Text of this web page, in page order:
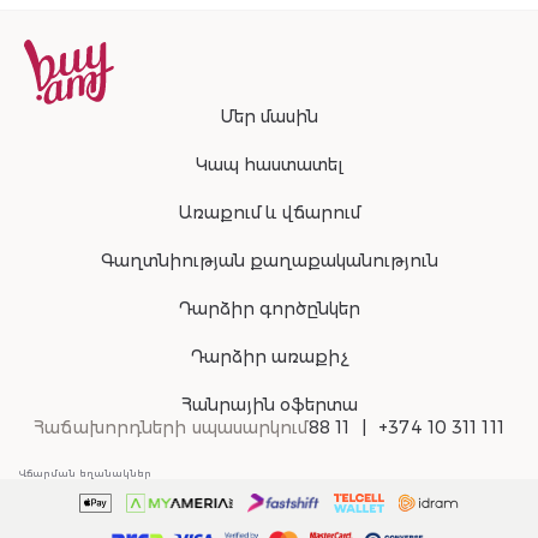
Մեր մասին
Կապ հաստատել
Առաքում և վճարում
Գաղտնիության քաղաքականություն
Դարձիր գործընկեր
Դարձիր առաքիչ
Հանրային օֆերտա
Հաճախորդների սպասարկում88 11 +374 10 311 111
Վճարման եղանակներ